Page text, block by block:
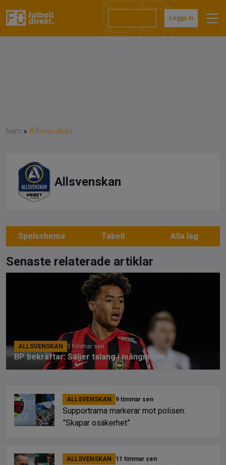
Logga in
hem » Allsvenskan
Allsvenskan
Spelschema Tabell Alla lag
Senaste relaterade artiklar
ALLSVENSKAN 5 timmar sen
BP bekräftar: Säljer talang i mångmiljonaffär
ALLSVENSKAN 9 timmar sen
Supportrarna markerar mot polisen:
”Skapar osäkerhet”
ALLSVENSKAN 11 timmar sen